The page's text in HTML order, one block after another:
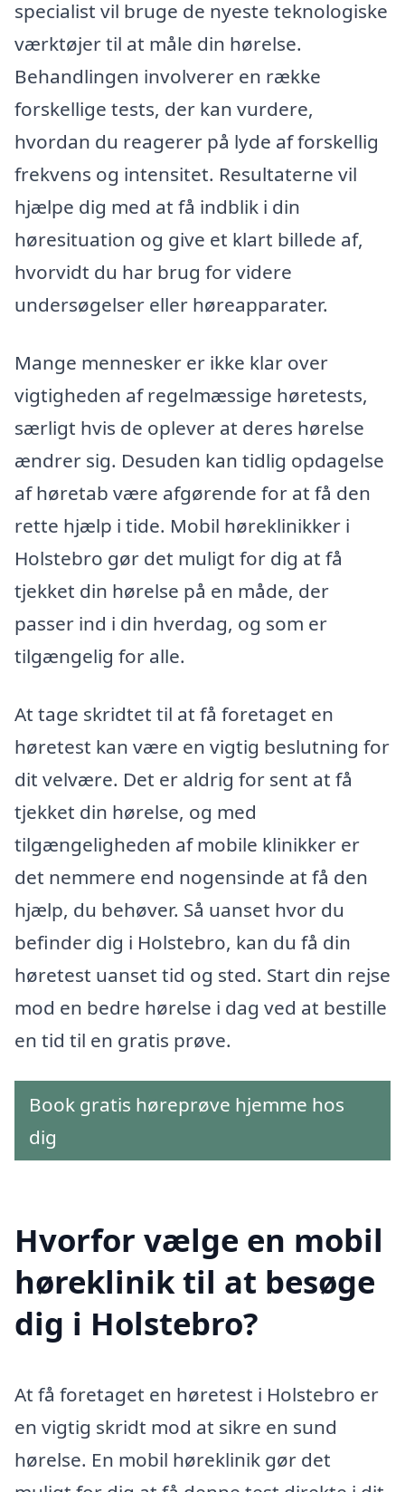
specialist vil bruge de nyeste teknologiske
værktøjer til at måle din hørelse.
Behandlingen involverer en række
forskellige tests, der kan vurdere,
hvordan du reagerer på lyde af forskellig
frekvens og intensitet. Resultaterne vil
hjælpe dig med at få indblik i din
høresituation og give et klart billede af,
hvorvidt du har brug for videre
undersøgelser eller høreapparater.
Mange mennesker er ikke klar over
vigtigheden af regelmæssige høretests,
særligt hvis de oplever at deres hørelse
ændrer sig. Desuden kan tidlig opdagelse
af høretab være afgørende for at få den
rette hjælp i tide. Mobil høreklinikker i
Holstebro gør det muligt for dig at få
tjekket din hørelse på en måde, der
passer ind i din hverdag, og som er
tilgængelig for alle.
At tage skridtet til at få foretaget en
høretest kan være en vigtig beslutning for
dit velvære. Det er aldrig for sent at få
tjekket din hørelse, og med
tilgængeligheden af mobile klinikker er
det nemmere end nogensinde at få den
hjælp, du behøver. Så uanset hvor du
befinder dig i Holstebro, kan du få din
høretest uanset tid og sted. Start din rejse
mod en bedre hørelse i dag ved at bestille
en tid til en gratis prøve.
Book gratis høreprøve hjemme hos
dig
Hvorfor vælge en mobil
høreklinik til at besøge
dig i Holstebro?
At få foretaget en høretest i Holstebro er
en vigtig skridt mod at sikre en sund
hørelse. En mobil høreklinik gør det